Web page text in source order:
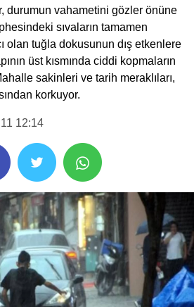
durumun vahametini gözler önüne
sıvaların tamamen
olan tuğla dokusunun dış etkenlere
üst kısmında ciddi kopmaların
sakinleri ve tarih meraklıları,
korkuyor.
12:14